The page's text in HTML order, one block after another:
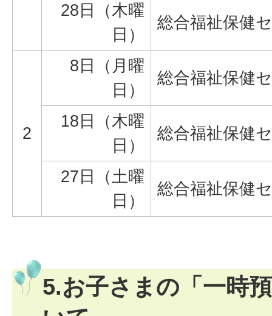
28日（木曜
日）
総合福祉保健
2
8日（月曜
日）
総合福祉保健
18日（木曜
日）
総合福祉保健
27日（土曜
日）
総合福祉保健
5.お子さまの「一時